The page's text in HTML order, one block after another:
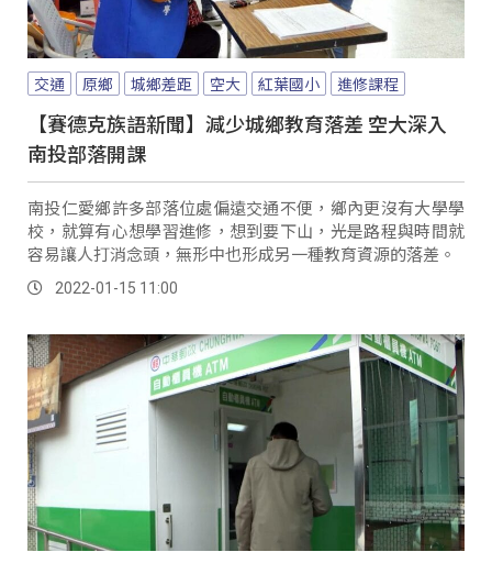
交通 原鄉 城鄉差距 空大 紅葉國小 進修課程
【賽德克族語新聞】減少城鄉教育落差 空大深入
南投部落開課
南投仁愛鄉許多部落位處偏遠交通不便，鄉內更沒有大學學
校，就算有心想學習進修，想到要下山，光是路程與時間就
容易讓人打消念頭，無形中也形成另一種教育資源的落差。
2022-01-15 11:00